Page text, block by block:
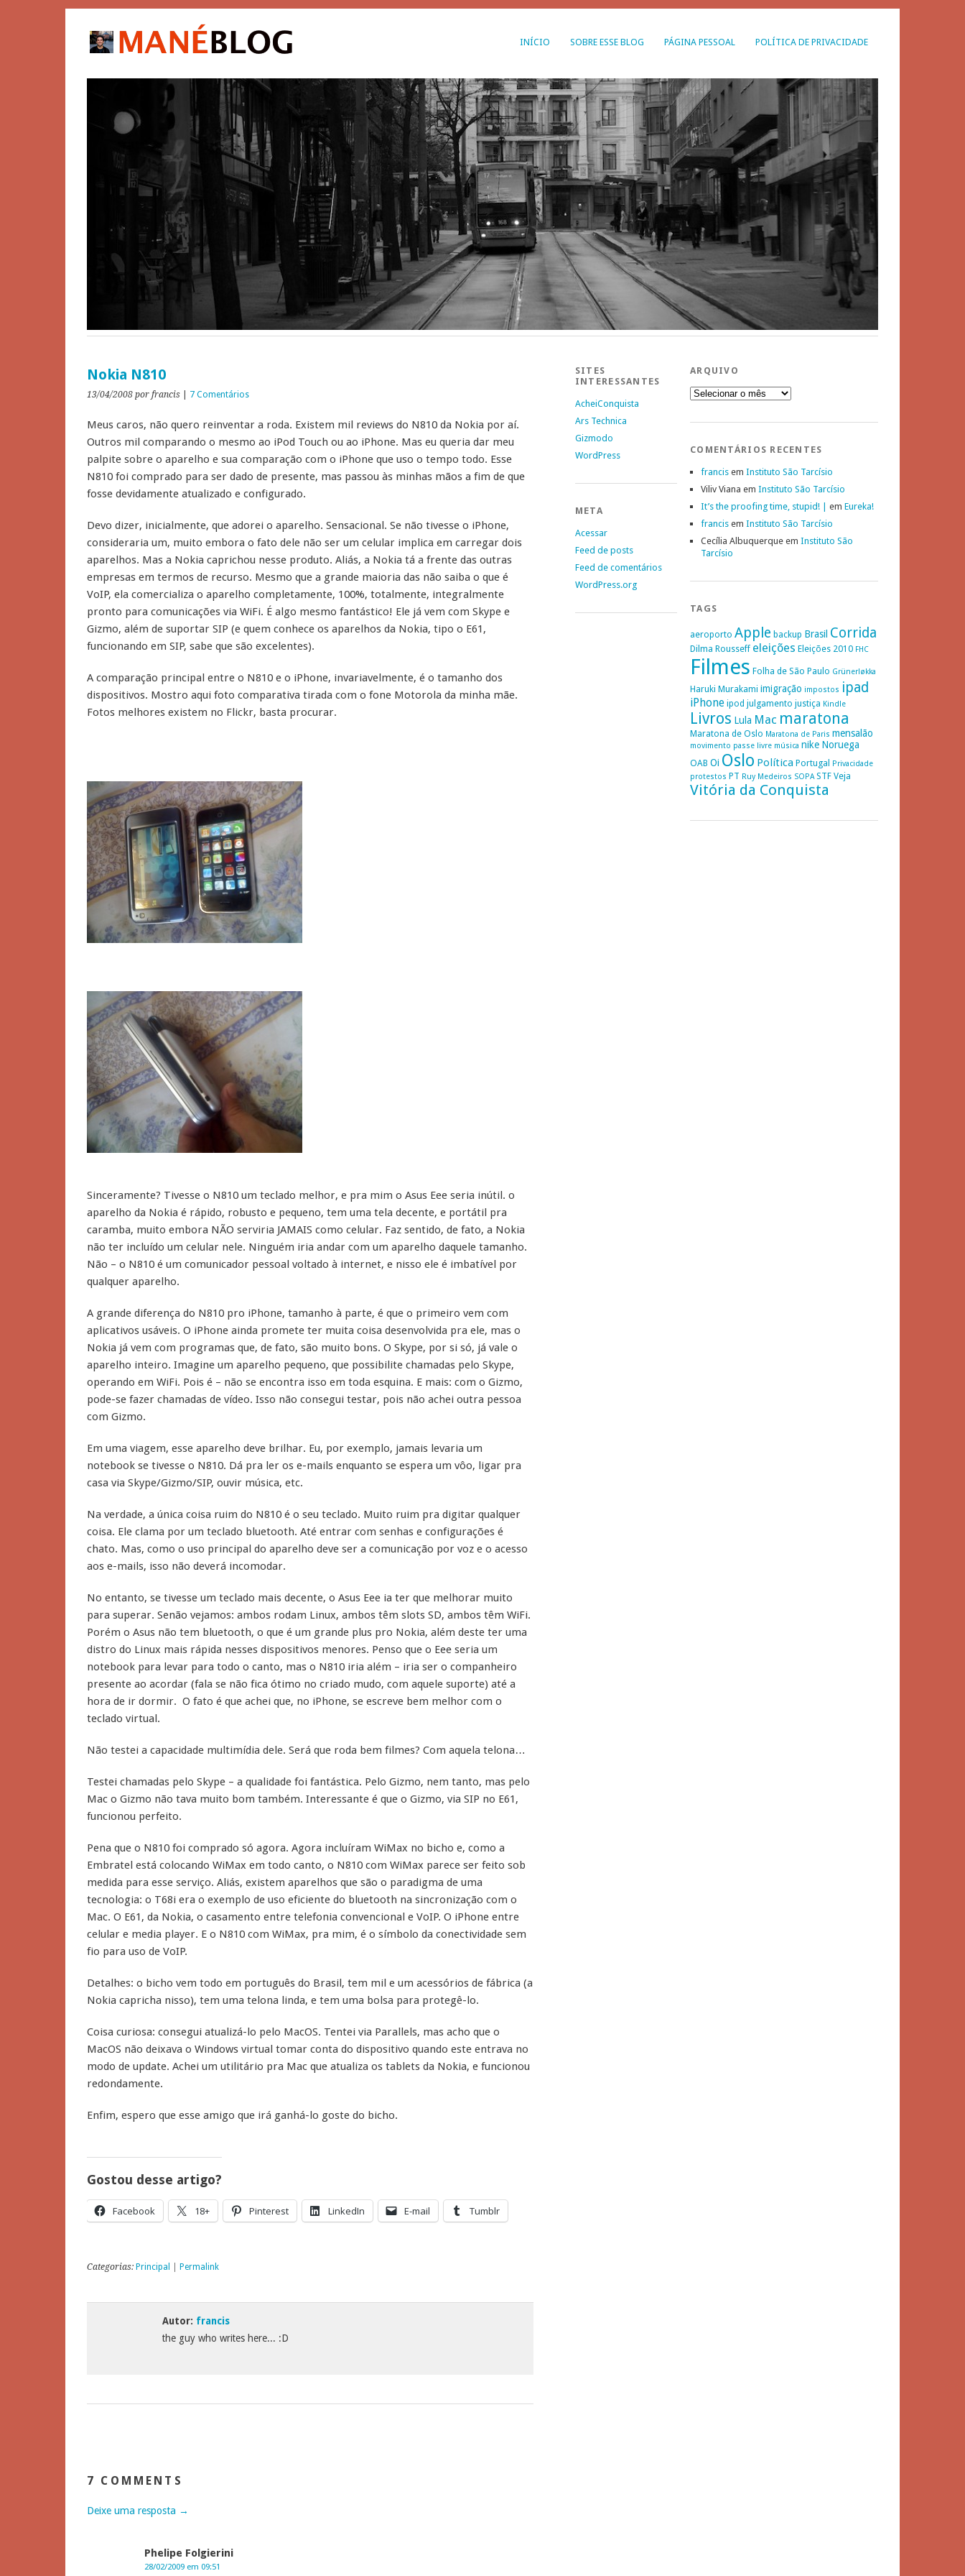
INÍCIO SOBRE ESSE BLOG PÁGINA PESSOAL POLÍTICA DE PRIVACIDADE
Nokia N810
13/04/2008 por francis 7 Comentários
Meus caros, não quero reinventar a roda. Existem mil reviews do N810 da Nokia por aí.
Outros mil comparando o mesmo ao iPod Touch ou ao iPhone. Mas eu queria dar meu
palpite sobre o aparelho e sua comparação com o iPhone que uso o tempo todo. Esse
N810 foi comprado para ser dado de presente, mas passou às minhas mãos a fim de que
fosse devidamente atualizado e configurado.
Devo dizer, inicialmente, que adorei o aparelho. Sensacional. Se não tivesse o iPhone,
consideraria um, muito embora o fato dele não ser um celular implica em carregar dois
aparelhos. Mas a Nokia caprichou nesse produto. Aliás, a Nokia tá a frente das outras
empresas em termos de recurso. Mesmo que a grande maioria das não saiba o que é
VoIP, ela comercializa o aparelho completamente, 100%, totalmente, integralmente
pronto para comunicações via WiFi. É algo mesmo fantástico! Ele já vem com Skype e
Gizmo, além de suportar SIP (e quem conhece os aparelhos da Nokia, tipo o E61,
funcionando em SIP, sabe que são excelentes).
A comparação principal entre o N810 e o iPhone, invariavelmente, é o tamanho dos
dispositivos. Mostro aqui foto comparativa tirada com o fone Motorola da minha mãe.
Fotos melhores existem no Flickr, basta procurar.
Sinceramente? Tivesse o N810 um teclado melhor, e pra mim o Asus Eee seria inútil. o
aparelho da Nokia é rápido, robusto e pequeno, tem uma tela decente, e portátil pra
caramba, muito embora NÃO serviria JAMAIS como celular. Faz sentido, de fato, a Nokia
não ter incluído um celular nele. Ninguém iria andar com um aparelho daquele tamanho.
Não – o N810 é um comunicador pessoal voltado à internet, e nisso ele é imbatível por
qualquer aparelho.
A grande diferença do N810 pro iPhone, tamanho à parte, é que o primeiro vem com
aplicativos usáveis. O iPhone ainda promete ter muita coisa desenvolvida pra ele, mas o
Nokia já vem com programas que, de fato, são muito bons. O Skype, por si só, já vale o
aparelho inteiro. Imagine um aparelho pequeno, que possibilite chamadas pelo Skype,
operando em WiFi. Pois é – não se encontra isso em toda esquina. E mais: com o Gizmo,
pode-se fazer chamadas de vídeo. Isso não consegui testar, pois não achei outra pessoa
com Gizmo.
Em uma viagem, esse aparelho deve brilhar. Eu, por exemplo, jamais levaria um
notebook se tivesse o N810. Dá pra ler os e-mails enquanto se espera um vôo, ligar pra
casa via Skype/Gizmo/SIP, ouvir música, etc.
Na verdade, a única coisa ruim do N810 é o seu teclado. Muito ruim pra digitar qualquer
coisa. Ele clama por um teclado bluetooth. Até entrar com senhas e configurações é
chato. Mas, como o uso principal do aparelho deve ser a comunicação por voz e o acesso
aos e-mails, isso não deverá incomodar.
No entanto, se tivesse um teclado mais decente, o Asus Eee ia ter que melhorar muito
para superar. Senão vejamos: ambos rodam Linux, ambos têm slots SD, ambos têm WiFi.
Porém o Asus não tem bluetooth, o que é um grande plus pro Nokia, além deste ter uma
distro do Linux mais rápida nesses dispositivos menores. Penso que o Eee seria um
notebook para levar para todo o canto, mas o N810 iria além – iria ser o companheiro
presente ao acordar (fala se não fica ótimo no criado mudo, com aquele suporte) até a
hora de ir dormir. O fato é que achei que, no iPhone, se escreve bem melhor com o
teclado virtual.
Não testei a capacidade multimídia dele. Será que roda bem filmes? Com aquela telona…
Testei chamadas pelo Skype – a qualidade foi fantástica. Pelo Gizmo, nem tanto, mas pelo
Mac o Gizmo não tava muito bom também. Interessante é que o Gizmo, via SIP no E61,
funcionou perfeito.
Pena que o N810 foi comprado só agora. Agora incluíram WiMax no bicho e, como a
Embratel está colocando WiMax em todo canto, o N810 com WiMax parece ser feito sob
medida para esse serviço. Aliás, existem aparelhos que são o paradigma de uma
tecnologia: o T68i era o exemplo de uso eficiente do bluetooth na sincronização com o
Mac. O E61, da Nokia, o casamento entre telefonia convencional e VoIP. O iPhone entre
celular e media player. E o N810 com WiMax, pra mim, é o símbolo da conectividade sem
fio para uso de VoIP.
Detalhes: o bicho vem todo em português do Brasil, tem mil e um acessórios de fábrica (a
Nokia capricha nisso), tem uma telona linda, e tem uma bolsa para protegê-lo.
Coisa curiosa: consegui atualizá-lo pelo MacOS. Tentei via Parallels, mas acho que o
MacOS não deixava o Windows virtual tomar conta do dispositivo quando este entrava no
modo de update. Achei um utilitário pra Mac que atualiza os tablets da Nokia, e funcionou
redondamente.
Enfim, espero que esse amigo que irá ganhá-lo goste do bicho.
Gostou desse artigo?
Facebook 18+ Pinterest LinkedIn E-mail Tumblr
Categorias: Principal Permalink
Autor: francis
the guy who writes here... :D
7 COMMENTS
Deixe uma resposta →
Phelipe Folgierini
28/02/2009 em 09:51
SITES
INTERESSANTES
AcheiConquista
Ars Technica
Gizmodo
WordPress
META
Acessar
Feed de posts
Feed de comentários
WordPress.org
ARQUIVO
Arquivo
COMENTÁRIOS RECENTES
francis em Instituto São Tarcísio
Viliv Viana em Instituto São Tarcísio
It’s the proofing time, stupid! |
em Eureka!
francis em Instituto São Tarcísio
Cecília Albuquerque em Instituto São
Tarcísio
TAGS
aeroporto Apple backup Brasil Corrida
Dilma Rousseff eleições Eleições 2010 FHC
Filmes Folha de São Paulo Grünerløkka
Haruki Murakami imigração impostos ipad
iPhone ipod julgamento justiça Kindle
Livros Lula Mac maratona
Maratona de Oslo Maratona de Paris mensalão
movimento passe livre música nike Noruega
OAB Oi Oslo Política Portugal
Privacidade
protestos PT Ruy Medeiros SOPA STF Veja
Vitória da Conquista